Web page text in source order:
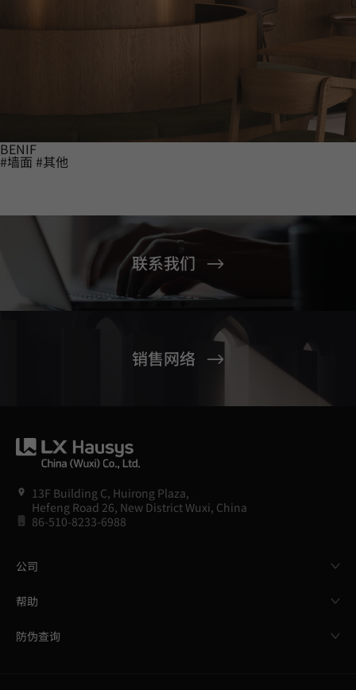
BENIF
#墙面 #其他
联系我们
销售网络
13F Building C, Huirong Plaza,
Hefeng Road 26, New District Wuxi, China
86-510-8233-6988
公司
帮助
防伪查询